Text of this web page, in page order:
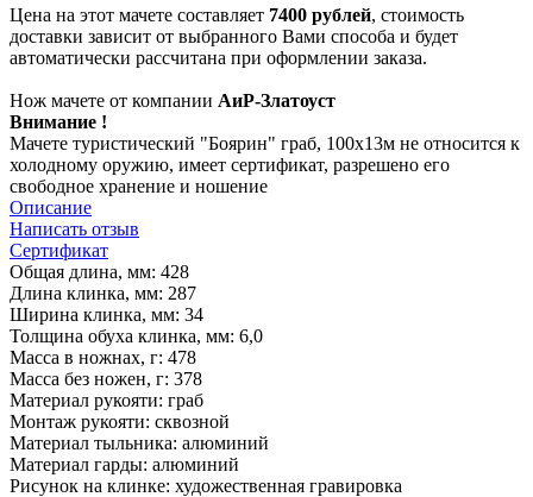
Цена на этот мачете составляет 7400 рублей, стоимость
доставки зависит от выбранного Вами способа и будет
автоматически рассчитана при оформлении заказа.
Нож мачете от компании АиР-Златоуст
Внимание !
Мачете туристический "Боярин" граб, 100х13м не относится к
холодному оружию, имеет сертификат, разрешено его
свободное хранение и ношение
Описание
Написать отзыв
Сертификат
Общая длина, мм: 428
Длина клинка, мм: 287
Ширина клинка, мм: 34
Толщина обуха клинка, мм: 6,0
Масса в ножнах, г: 478
Масса без ножен, г: 378
Материал рукояти: граб
Монтаж рукояти: сквозной
Материал тыльника: алюминий
Материал гарды: алюминий
Рисунок на клинке: художественная гравировка